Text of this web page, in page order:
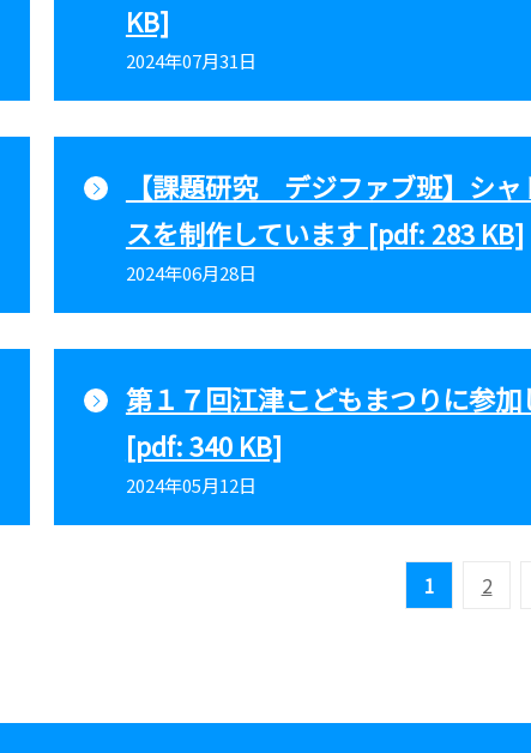
KB]
2024年07月31日
【課題研究 デジファブ班】シャ
スを制作しています [pdf: 283 KB]
2024年06月28日
第１７回江津こどもまつりに参加
[pdf: 340 KB]
2024年05月12日
1 2